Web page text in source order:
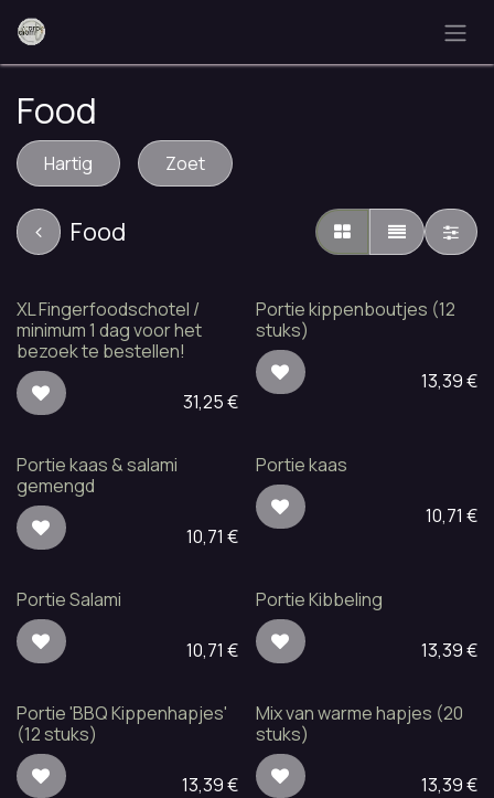
Overslaan naar inhoud
Food
Hartig Zoet
Food
XL Fingerfoodschotel /
minimum 1 dag voor het
bezoek te bestellen!
31,25€
Portie kippenboutjes (12
stuks)
13,39€
Portie kaas & salami
gemengd
10,71 €
Portie kaas
10,71 €
Portie Salami
10,71 €
Portie Kibbeling
13,39€
Portie 'BBQ Kippenhapjes'
(12 stuks)
13,39€
Mix van warme hapjes (20
stuks)
13,39€